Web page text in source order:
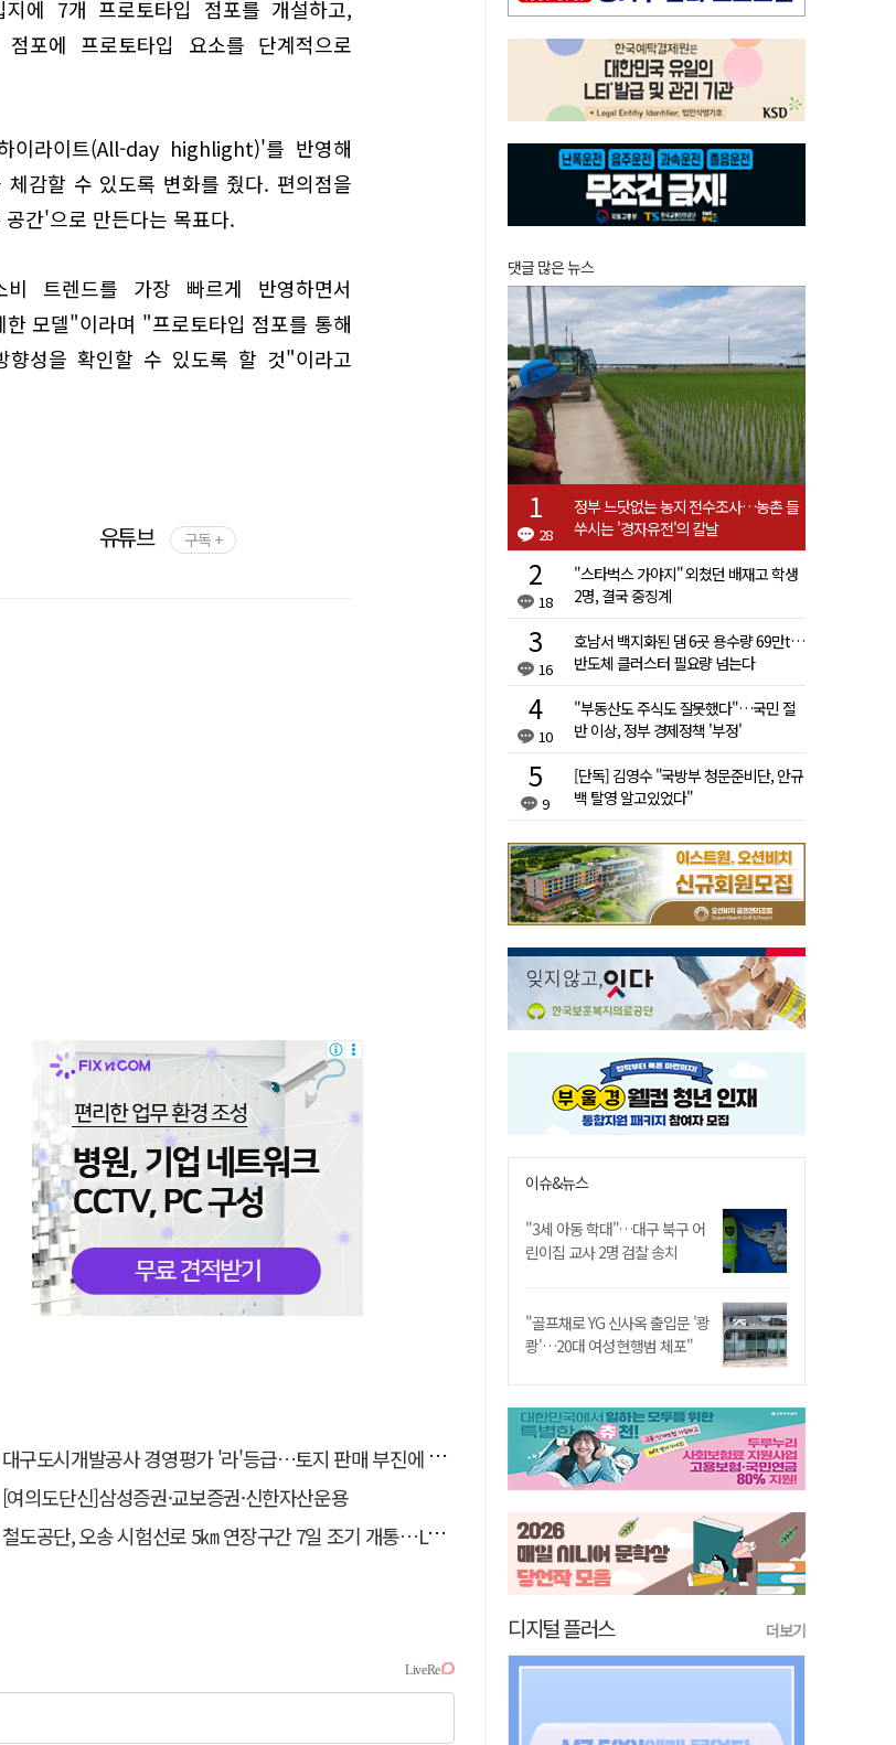
에 7개 프로토타입 점포를 개설하고,
포에 프로토타입 요소를 단계적으로
라이트(All-day highlight)'를 반영해
감할 수 있도록 변화를 줬다. 편의점을
간'으로 만든다는 목표다.
트렌드를 가장 빠르게 반영하면서
모델"이라며 "프로토타입 점포를 통해
성을 확인할 수 있도록 할 것"이라고
유튜브 구독 +
대구도시개발공사 경영평가 '라'등급…토지 판매 부진에 1년 만에 두 단계 '뚝'
[여의도단신]삼성증권·교보증권·신한자산운용
철도공단, 오송 시험선로 5㎞ 연장구간 7일 조기 개통…LA 메트로 사업 지원
댓글 많은 뉴스
28
정부 느닷없는 농지 전수조사…농촌 들
쑤시는 '경자유전'의 칼날
18
"스타벅스 가야지" 외쳤던 배재고 학생
2명, 결국 중징계
16
호남서 백지화된 댐 6곳 용수량 69만t…
반도체 클러스터 필요량 넘는다
10
"부동산도 주식도 잘못했다"…국민 절
반 이상, 정부 경제정책 '부정'
9
[단독] 김영수 "국방부 청문준비단, 안규
백 탈영 알고있었다"
이슈&뉴스
"3세 아동 학대"…대구 북구 어
린이집 교사 2명 검찰 송치
"골프채로 YG 신사옥 출입문 '쾅
쾅'…20대 여성 현행범 체포"
디지털 플러스 더보기